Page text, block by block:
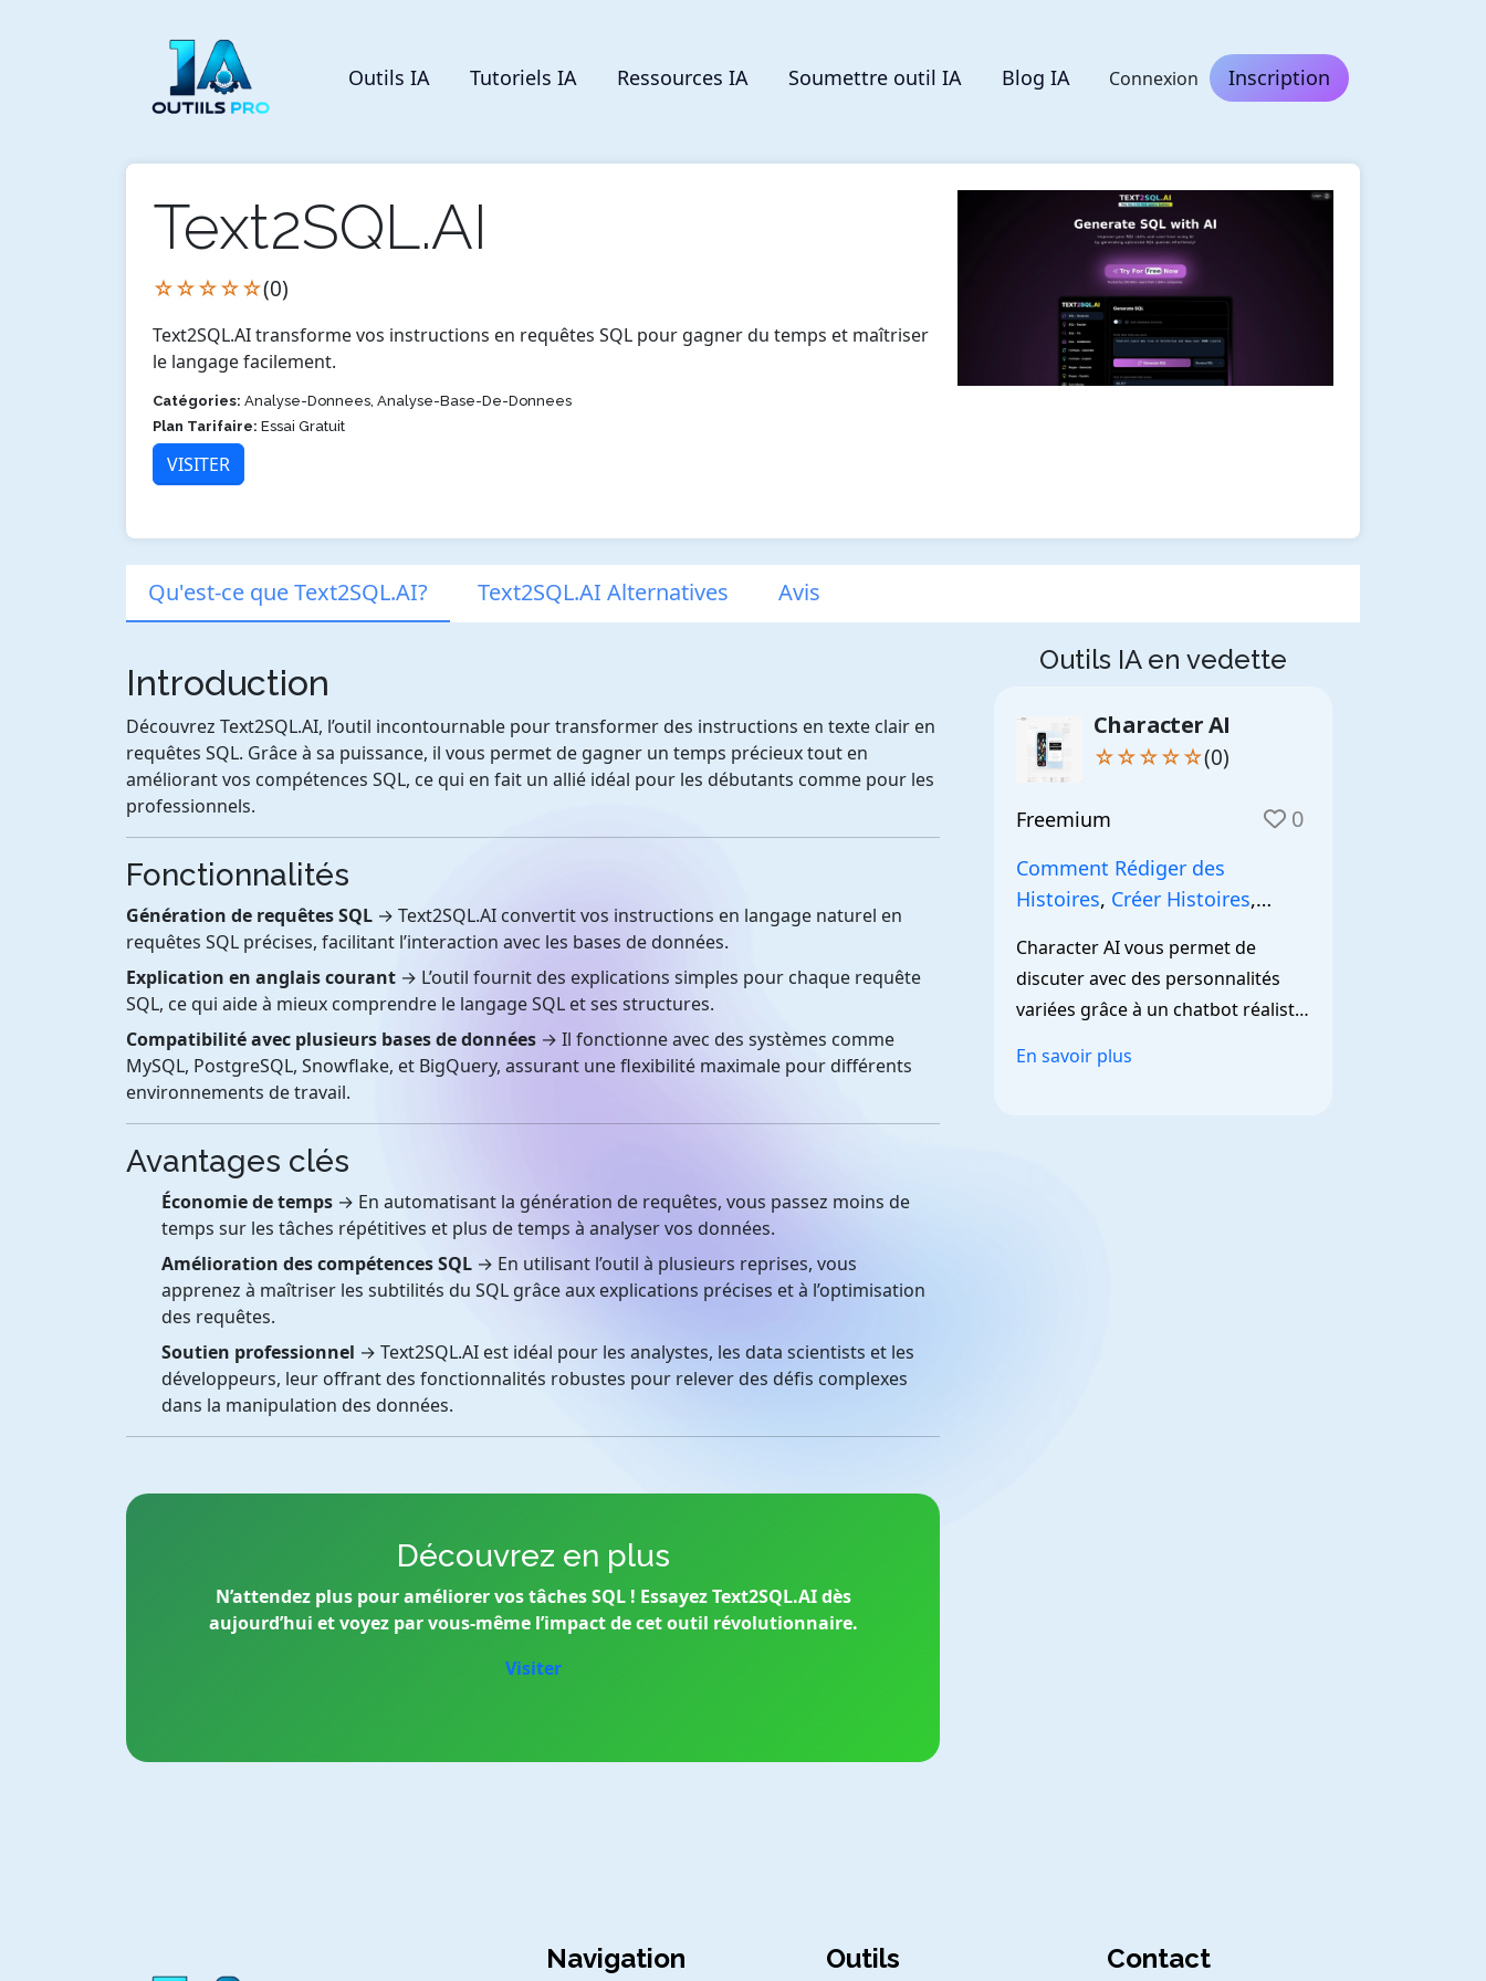
Outils IA Tutoriels IA Ressources IA Soumettre outil IA Blog IA Connexion Inscription
Text2SQL.AI
☆☆☆☆☆(0)
Text2SQL.AI transforme vos instructions en requêtes SQL pour gagner du temps et maîtriser
le langage facilement.
Catégories: Analyse-Donnees, Analyse-Base-De-Donnees
Plan Tarifaire: Essai Gratuit
VISITER
Qu'est-ce que Text2SQL.AI? Text2SQL.AI Alternatives Avis
Introduction
Découvrez Text2SQL.AI, l’outil incontournable pour transformer des instructions en texte clair en
requêtes SQL. Grâce à sa puissance, il vous permet de gagner un temps précieux tout en
améliorant vos compétences SQL, ce qui en fait un allié idéal pour les débutants comme pour les
professionnels.
Fonctionnalités
Génération de requêtes SQL → Text2SQL.AI convertit vos instructions en langage naturel en
requêtes SQL précises, facilitant l’interaction avec les bases de données.
Explication en anglais courant → L’outil fournit des explications simples pour chaque requête
SQL, ce qui aide à mieux comprendre le langage SQL et ses structures.
Compatibilité avec plusieurs bases de données → Il fonctionne avec des systèmes comme
MySQL, PostgreSQL, Snowflake, et BigQuery, assurant une flexibilité maximale pour différents
environnements de travail.
Avantages clés
Économie de temps → En automatisant la génération de requêtes, vous passez moins de
temps sur les tâches répétitives et plus de temps à analyser vos données.
Amélioration des compétences SQL → En utilisant l’outil à plusieurs reprises, vous
apprenez à maîtriser les subtilités du SQL grâce aux explications précises et à l’optimisation
des requêtes.
Soutien professionnel → Text2SQL.AI est idéal pour les analystes, les data scientists et les
développeurs, leur offrant des fonctionnalités robustes pour relever des défis complexes
dans la manipulation des données.
Découvrez en plus
N’attendez plus pour améliorer vos tâches SQL ! Essayez Text2SQL.AI dès
aujourd’hui et voyez par vous-même l’impact de cet outil révolutionnaire.
Visiter
Outils IA en vedette
Character AI
☆☆☆☆☆(0)
Freemium 0
Comment Rédiger des
Histoires, Créer Histoires,
Character AI vous permet de
discuter avec des personnalités
variées grâce à un chatbot réaliste
En savoir plus
Navigation Outils Contact